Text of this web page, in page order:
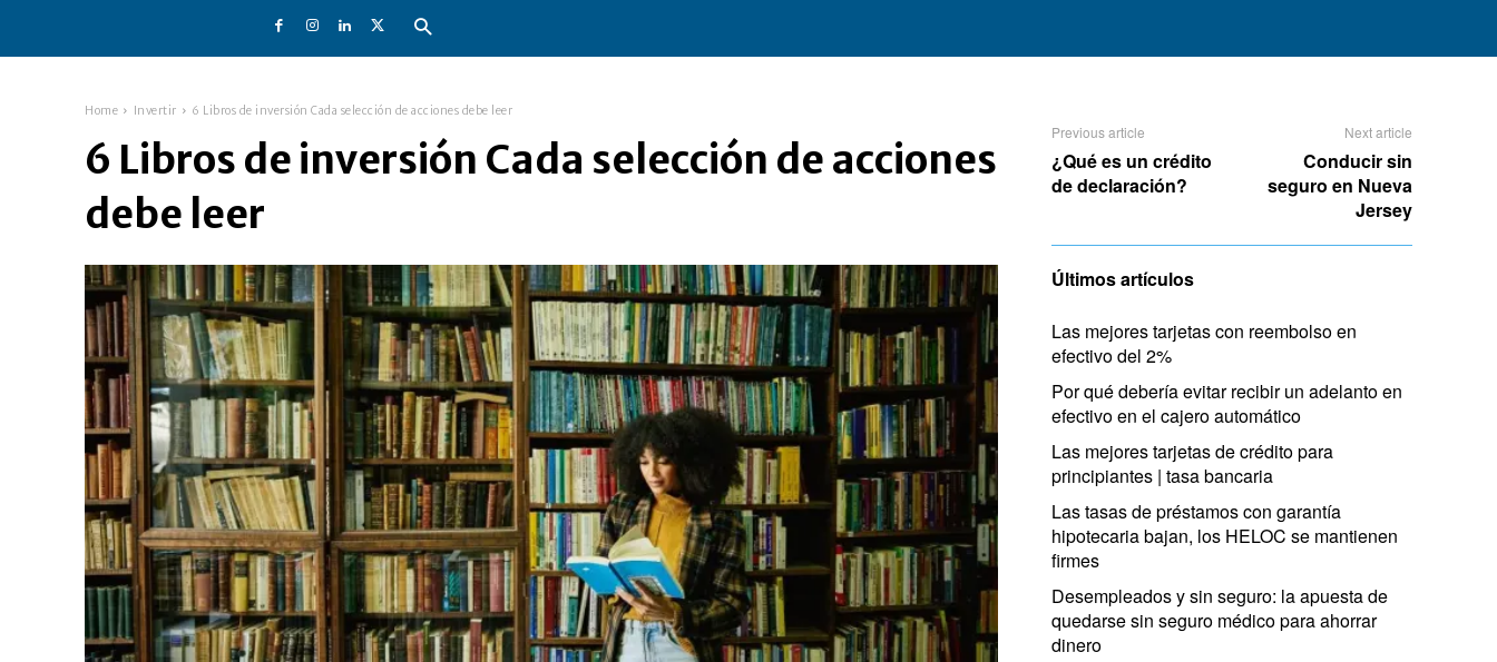
Home Invertir 6 Libros de inversión Cada selección de acciones debe leer
6 Libros de inversión Cada selección de acciones
debe leer
Previous article
¿Qué es un crédito
de declaración?
Next article
Conducir sin
seguro en Nueva
Jersey
Últimos artículos
Las mejores tarjetas con reembolso en
efectivo del 2%
Por qué debería evitar recibir un adelanto en
efectivo en el cajero automático
Las mejores tarjetas de crédito para
principiantes | tasa bancaria
Las tasas de préstamos con garantía
hipotecaria bajan, los HELOC se mantienen
firmes
Desempleados y sin seguro: la apuesta de
quedarse sin seguro médico para ahorrar
dinero